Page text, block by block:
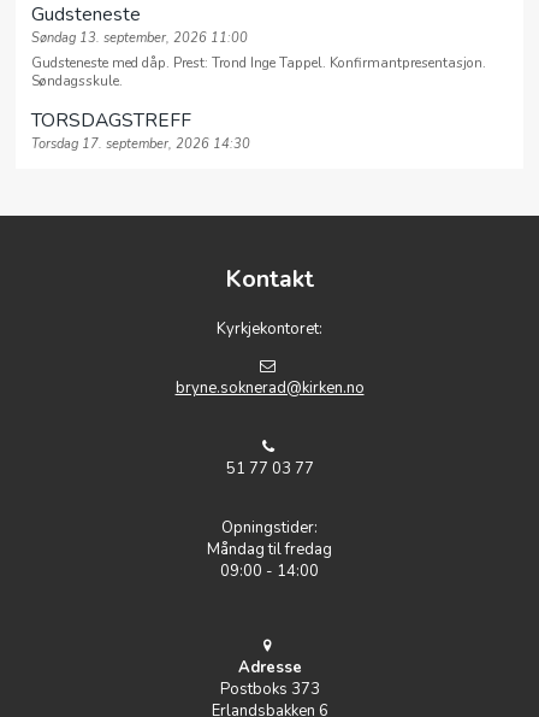
Gudsteneste
Søndag 13. september, 2026 11:00
Gudsteneste med dåp. Prest: Trond Inge Tappel. Konfirmantpresentasjon.
Søndagsskule.
TORSDAGSTREFF
Torsdag 17. september, 2026 14:30
Kontakt
Kyrkjekontoret:
bryne.soknerad@kirken.no
51 77 03 77
Opningstider:
Måndag til fredag
09:00 - 14:00
Adresse
Postboks 373
Erlandsbakken 6